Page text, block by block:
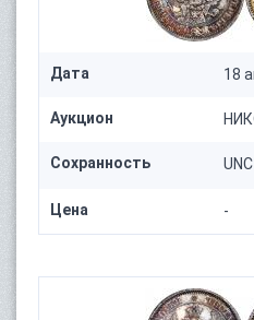
Дата 18
Аукцион
Сохранность UNC
Цена -